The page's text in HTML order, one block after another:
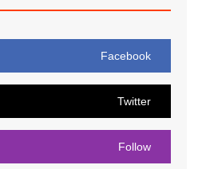
Facebook
Twitter
Follow